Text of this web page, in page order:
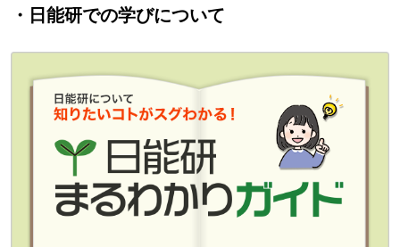
・日能研での学びについて